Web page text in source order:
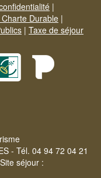
|
Durable |
| Taxe de séjour
- Tél. 04 94 72 04 21
séjour :